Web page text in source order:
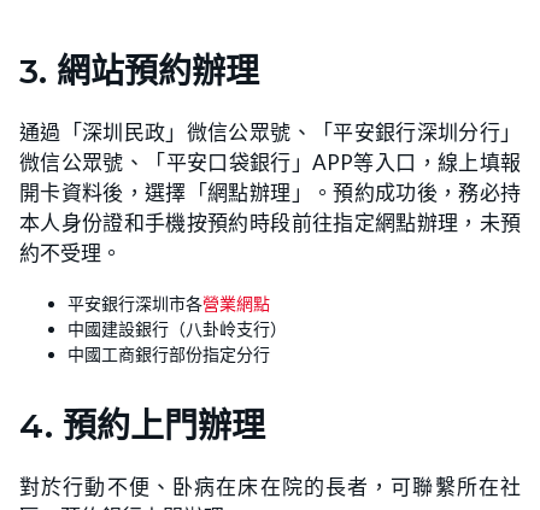
3. 網站預約辦理
通過「深圳民政」微信公眾號、「平安銀行深圳分行」
微信公眾號、「平安口袋銀行」APP等入口，線上填報
開卡資料後，選擇「網點辦理」。預約成功後，務必持
本人身份證和手機按預約時段前往指定網點辦理，未預
約不受理。
平安銀行深圳市各營業網點
中國建設銀行（八卦岭支行）
中國工商銀行部份指定分行
4. 預約上門辦理
對於行動不便、卧病在床在院的長者，可聯繫所在社